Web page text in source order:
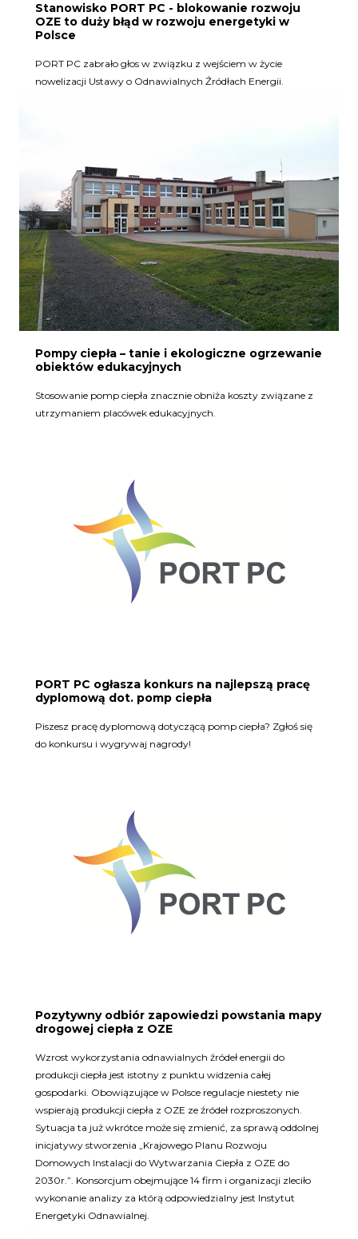
Stanowisko PORT PC - blokowanie rozwoju
OZE to duży błąd w rozwoju energetyki w
Polsce
PORT PC zabrało głos w związku z wejściem w życie
nowelizacji Ustawy o Odnawialnych Źródłach Energii.
Pompy ciepła – tanie i ekologiczne ogrzewanie
obiektów edukacyjnych
Stosowanie pomp ciepła znacznie obniża koszty związane z
utrzymaniem placówek edukacyjnych.
PORT PC ogłasza konkurs na najlepszą pracę
dyplomową dot. pomp ciepła
Piszesz pracę dyplomową dotyczącą pomp ciepła? Zgłoś się
do konkursu i wygrywaj nagrody!
Pozytywny odbiór zapowiedzi powstania mapy
drogowej ciepła z OZE
Wzrost wykorzystania odnawialnych źródeł energii do
produkcji ciepła jest istotny z punktu widzenia całej
gospodarki. Obowiązujące w Polsce regulacje niestety nie
wspierają produkcji ciepła z OZE ze źródeł rozproszonych.
Sytuacja ta już wkrótce może się zmienić, za sprawą oddolnej
inicjatywy stworzenia „Krajowego Planu Rozwoju
Domowych Instalacji do Wytwarzania Ciepła z OZE do
2030r.”. Konsorcjum obejmujące 14 firm i organizacji zleciło
wykonanie analizy za którą odpowiedzialny jest Instytut
Energetyki Odnawialnej.